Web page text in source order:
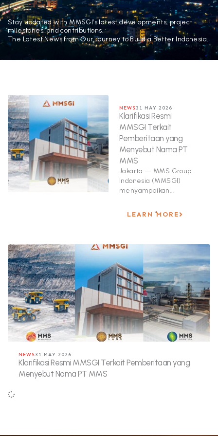
Stay updated with MMSGI’s latest developments, project
milestones, and contributions.
The Latest News from Our Journey to Build a Better Indonesia.
NEWS31 MAY 2026
Klarifikasi Resmi
MMSGI Terkait
Pemberitaan yang
Menyebut Nama PT
MMS
Jakarta — MMS Group
Indonesia (MMSGI)
menyampaikan...
LEARN MORE
NEWS31 MAY 2026
Klarifikasi Resmi MMSGI Terkait Pemberitaan yang
Menyebut Nama PT MMS